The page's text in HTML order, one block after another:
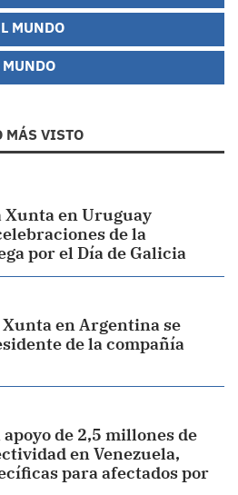
MUNDO
MÁS VISTO
Xunta en Uruguay
de la
por el Día de Galicia
Xunta en Argentina se
de la compañía
de 2,5 millones de
en Venezuela,
para afectados por